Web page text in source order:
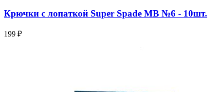
Крючки с лопаткой Super Spade МВ №6 - 10шт.
199 ₽